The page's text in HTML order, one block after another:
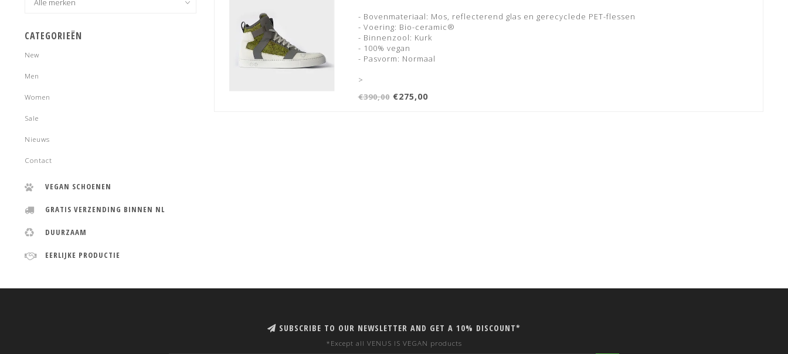
CATEGORIEËN
New
Men
Women
Sale
Nieuws
Contact
VEGAN SCHOENEN
GRATIS VERZENDING BINNEN NL
DUURZAAM
EERLIJKE PRODUCTIE
- Bovenmateriaal: Mos, reflecterend glas en gerecyclede PET-flessen
- Voering: Bio-ceramic®
- Binnenzool: Kurk
- 100% vegan
- Pasvorm: Normaal
>
€390,00€275,00
SUBSCRIBE TO OUR NEWSLETTER AND GET A 10% DISCOUNT*
*Except all VENUS IS VEGAN products